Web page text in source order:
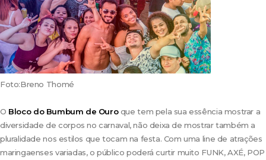
Foto:Breno Thomé
O Bloco do Bumbum de Ouroque tem pela sua essência mostrar a
diversidade de corpos no carnaval, não deixa de mostrar também a
pluralidade nos estilos que tocam na festa. Com uma line de atrações
maringaenses variadas, o público poderá curtir muito FUNK, AXÉ, POP